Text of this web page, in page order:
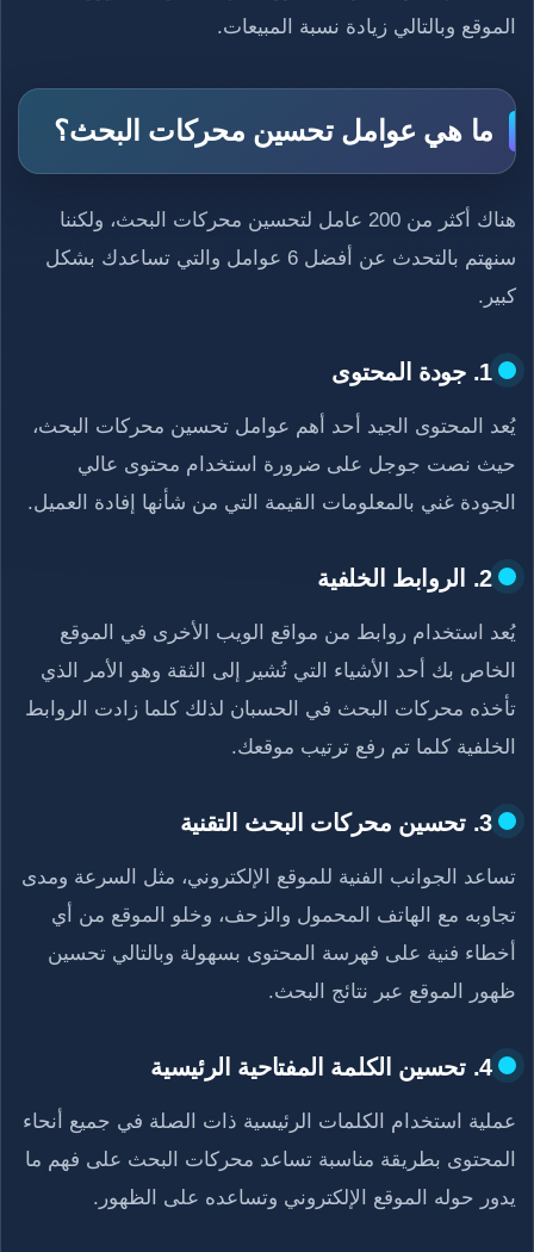
الموقع وبالتالي زيادة نسبة المبيعات.
ما هي عوامل تحسين محركات البحث؟
هناك أكثر من 200 عامل لتحسين محركات البحث، ولكننا
سنهتم بالتحدث عن أفضل 6 عوامل والتي تساعدك بشكل
كبير.
1. جودة المحتوى
يُعد المحتوى الجيد أحد أهم عوامل تحسين محركات البحث،
حيث نصت جوجل على ضرورة استخدام محتوى عالي
الجودة غني بالمعلومات القيمة التي من شأنها إفادة العميل.
2. الروابط الخلفية
يُعد استخدام روابط من مواقع الويب الأخرى في الموقع
الخاص بك أحد الأشياء التي تُشير إلى الثقة وهو الأمر الذي
تأخذه محركات البحث في الحسبان لذلك كلما زادت الروابط
الخلفية كلما تم رفع ترتيب موقعك.
3. تحسين محركات البحث التقنية
تساعد الجوانب الفنية للموقع الإلكتروني، مثل السرعة ومدى
تجاوبه مع الهاتف المحمول والزحف، وخلو الموقع من أي
أخطاء فنية على فهرسة المحتوى بسهولة وبالتالي تحسين
ظهور الموقع عبر نتائج البحث.
4. تحسين الكلمة المفتاحية الرئيسية
عملية استخدام الكلمات الرئيسية ذات الصلة في جميع أنحاء
المحتوى بطريقة مناسبة تساعد محركات البحث على فهم ما
يدور حوله الموقع الإلكتروني وتساعده على الظهور.